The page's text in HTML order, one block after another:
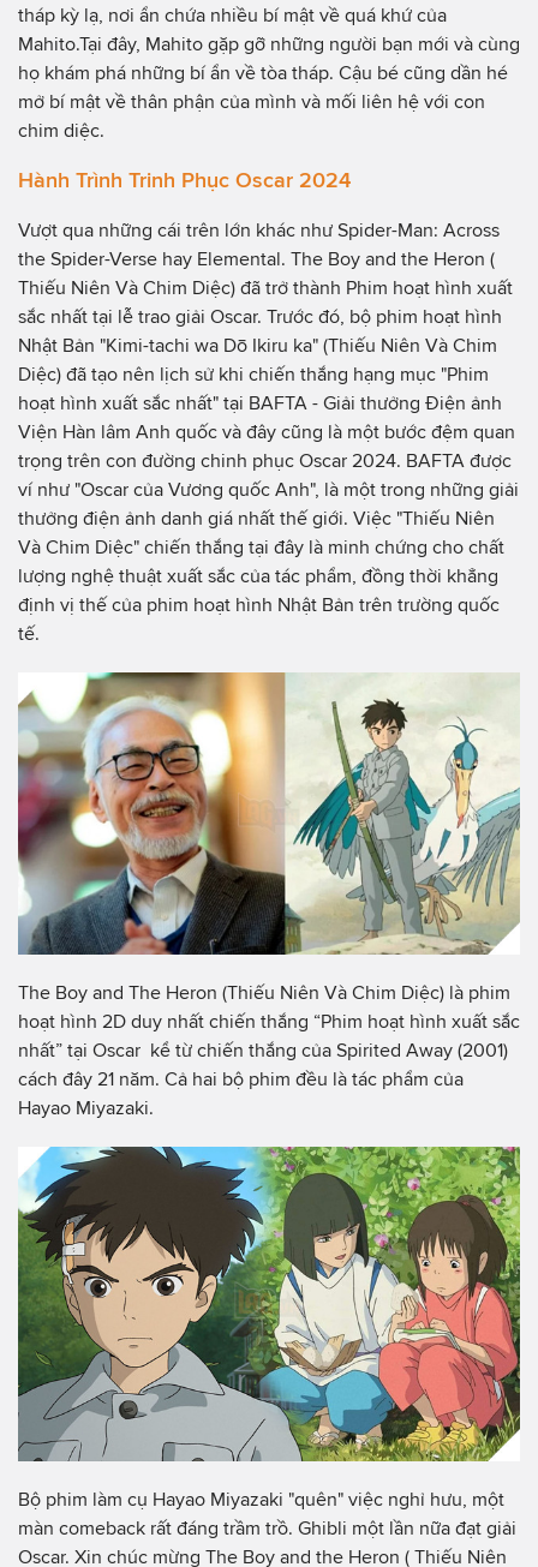
tháp kỳ lạ, nơi ẩn chứa nhiều bí mật về quá khứ của
Mahito.Tại đây, Mahito gặp gỡ những người bạn mới và cùng
họ khám phá những bí ẩn về tòa tháp. Cậu bé cũng dần hé
mở bí mật về thân phận của mình và mối liên hệ với con
chim diệc.
Hành Trình Trinh Phục Oscar 2024
Vượt qua những cái trên lớn khác như Spider-Man: Across
the Spider-Verse hay Elemental. The Boy and the Heron (
Thiếu Niên Và Chim Diệc) đã trở thành Phim hoạt hình xuất
sắc nhất tại lễ trao giải Oscar. Trước đó, bộ phim hoạt hình
Nhật Bản "Kimi-tachi wa Dō Ikiru ka" (Thiếu Niên Và Chim
Diệc) đã tạo nên lịch sử khi chiến thắng hạng mục "Phim
hoạt hình xuất sắc nhất" tại BAFTA - Giải thưởng Điện ảnh
Viện Hàn lâm Anh quốc và đây cũng là một bước đệm quan
trọng trên con đường chinh phục Oscar 2024. BAFTA được
ví như "Oscar của Vương quốc Anh", là một trong những giải
thưởng điện ảnh danh giá nhất thế giới. Việc "Thiếu Niên
Và Chim Diệc" chiến thắng tại đây là minh chứng cho chất
lượng nghệ thuật xuất sắc của tác phẩm, đồng thời khẳng
định vị thế của phim hoạt hình Nhật Bản trên trường quốc
tế.
The Boy and The Heron (Thiếu Niên Và Chim Diệc) là phim
hoạt hình 2D duy nhất chiến thắng “Phim hoạt hình xuất sắc
nhất” tại Oscar kể từ chiến thắng của Spirited Away (2001)
cách đây 21 năm. Cả hai bộ phim đều là tác phẩm của
Hayao Miyazaki.
Bộ phim làm cụ Hayao Miyazaki "quên" việc nghỉ hưu, một
màn comeback rất đáng trầm trồ. Ghibli một lần nữa đạt giải
Oscar. Xin chúc mừng The Boy and the Heron ( Thiếu Niên